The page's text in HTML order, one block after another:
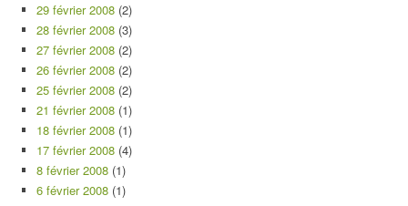
29 février 2008 (2)
28 février 2008 (3)
27 février 2008 (2)
26 février 2008 (2)
25 février 2008 (2)
21 février 2008 (1)
18 février 2008 (1)
17 février 2008 (4)
8 février 2008 (1)
6 février 2008 (1)